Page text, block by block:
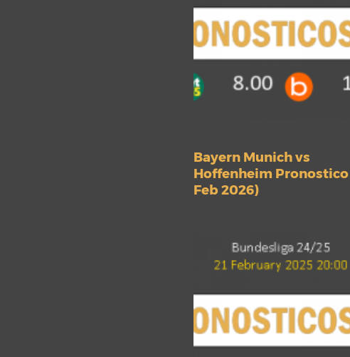
Bayern Munich vs
Hoffenheim Pronostico
Feb 2026)